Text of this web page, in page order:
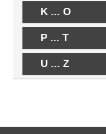
K ... O
P ... T
U ... Z